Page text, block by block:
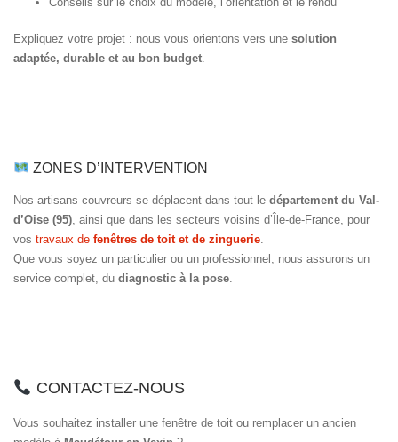
Expliquez votre projet : nous vous orientons vers une solution
adaptée, durable et au bon budget.
ZONES D’INTERVENTION
Nos artisans couvreurs se déplacent dans tout le département du Val-
d’Oise (95) , ainsi que dans les secteurs voisins d’Île-de-France, pour
vos travaux de fenêtres de toit et de zinguerie
Que vous soyez un particulier ou un professionnel, nous assurons un
service complet, du diagnostic à la pose
CONTACTEZ-NOUS
Vous souhaitez installer une fenêtre de toit ou remplacer un ancien